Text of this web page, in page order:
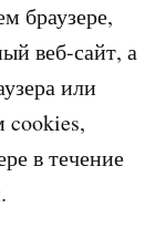
браузере,
веб-сайт, а
или
cookies,
в течение